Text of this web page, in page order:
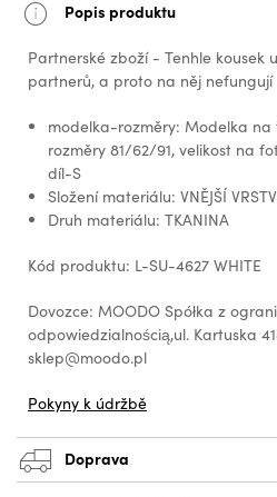
Popis produktu
Partnerské zboží - Tenhle kousek
partnerů, a proto na něj nefungují
modelka-rozměry: Modelka na
rozměry 81/62/91, velikost na
díl-S
Složení materiálu: VNĚJŠÍ
Druh materiálu: TKANINA
Kód produktu: L-SU-4627 WHITE
Dovozce: MOODO Spółka z
odpowiedzialnością,ul. Kartuska
sklep@moodo.pl
Pokyny k údržbě
Doprava